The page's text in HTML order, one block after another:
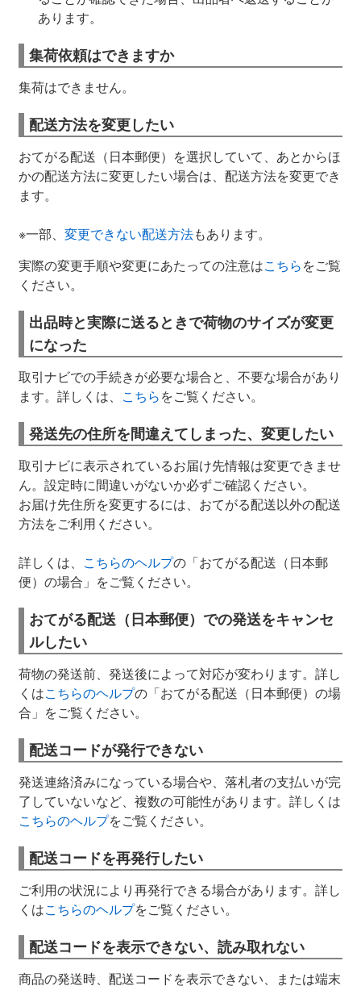
あります。
集荷依頼はできますか
集荷はできません。
配送方法を変更したい
おてがる配送（日本郵便）を選択していて、あとからほ
かの配送方法に変更したい場合は、配送方法を変更でき
ます。
※一部、 変更できない配送方法もあります。
実際の変更手順や変更にあたっての注意はこちらをご覧
ください。
出品時と実際に送るときで荷物のサイズが変更
になった
取引ナビでの手続きが必要な場合と、不要な場合があり
ます。詳しくは、 こちらをご覧ください。
発送先の住所を間違えてしまった、変更したい
取引ナビに表示されているお届け先情報は変更できませ
ん。設定時に間違いがないか必ずご確認ください。
お届け先住所を変更するには、おてがる配送以外の配送
方法をご利用ください。
詳しくは、 こちらのヘルプの「おてがる配送（日本郵
便）の場合」をご覧ください。
おてがる配送（日本郵便）での発送をキャンセ
ルしたい
荷物の発送前、発送後によって対応が変わります。詳し
くはこちらのヘルプの「おてがる配送（日本郵便）の場
合」をご覧ください。
配送コードが発行できない
発送連絡済みになっている場合や、落札者の支払いが完
了していないなど、複数の可能性があります。詳しくは
こちらのヘルプをご覧ください。
配送コードを再発行したい
ご利用の状況により再発行できる場合があります。詳し
くはこちらのヘルプをご覧ください。
配送コードを表示できない、読み取れない
商品の発送時、配送コードを表示できない、または端末